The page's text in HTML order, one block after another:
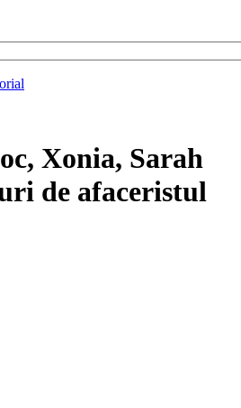
Xonia, Sarah
de afaceristul